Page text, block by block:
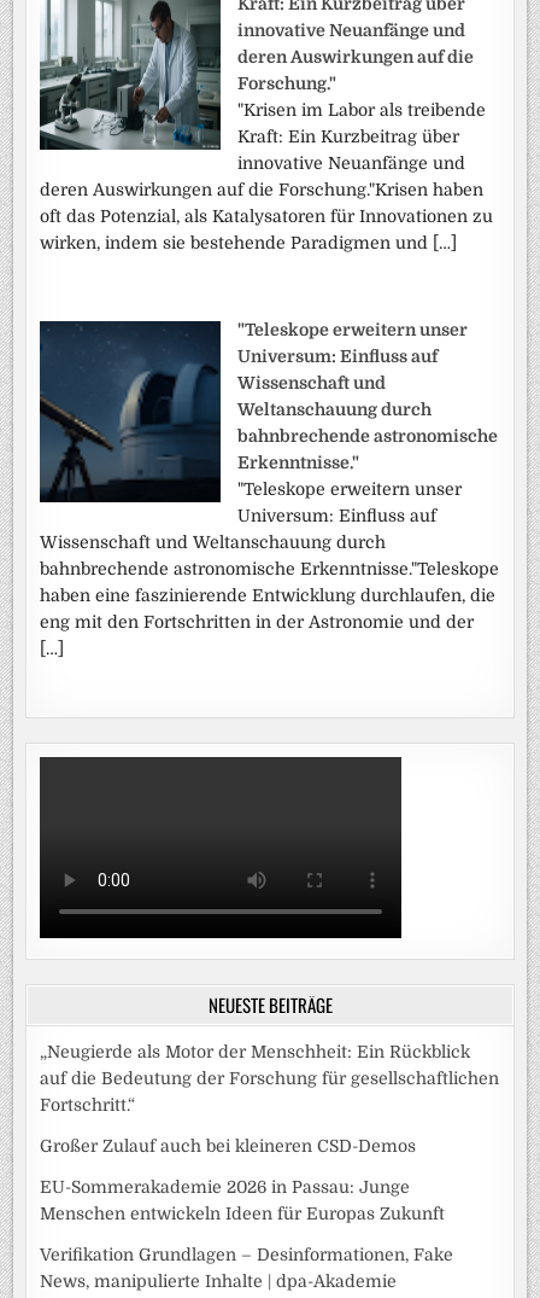
innovative Neuanfänge und
deren Auswirkungen auf die
Forschung."
"Krisen im Labor als treibende
Kraft: Ein Kurzbeitrag über
innovative Neuanfänge und
deren Auswirkungen auf die Forschung."Krisen haben
oft das Potenzial, als Katalysatoren für Innovationen zu
wirken, indem sie bestehende Paradigmen und […]
"Teleskope erweitern unser
Universum: Einfluss auf
Wissenschaft und
Weltanschauung durch
bahnbrechende astronomische
Erkenntnisse."
"Teleskope erweitern unser
Universum: Einfluss auf
Wissenschaft und Weltanschauung durch
bahnbrechende astronomische Erkenntnisse."Teleskope
haben eine faszinierende Entwicklung durchlaufen, die
eng mit den Fortschritten in der Astronomie und der
[…]
NEUESTE BEITRÄGE
„Neugierde als Motor der Menschheit: Ein Rückblick
auf die Bedeutung der Forschung für gesellschaftlichen
Fortschritt.“
Großer Zulauf auch bei kleineren CSD-Demos
EU-Sommerakademie 2026 in Passau: Junge
Menschen entwickeln Ideen für Europas Zukunft
Verifikation Grundlagen – Desinformationen, Fake
News, manipulierte Inhalte | dpa-Akademie